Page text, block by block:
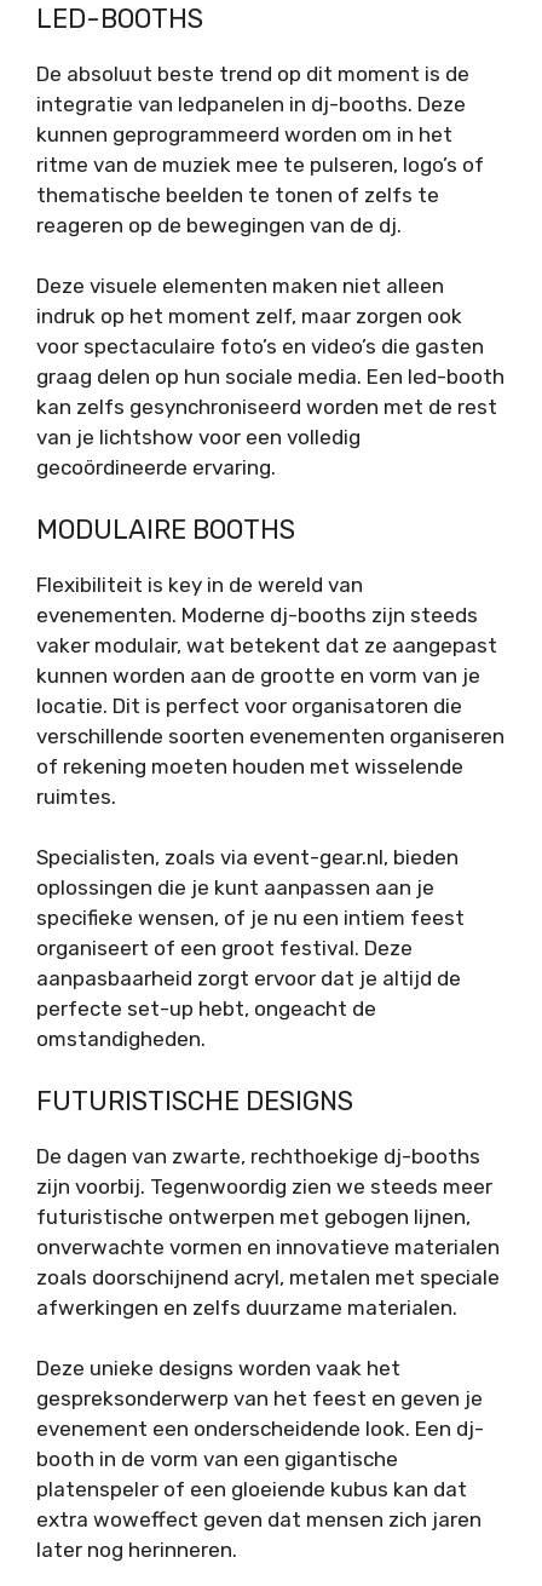
LED-BOOTHS
De absoluut beste trend op dit moment is de
integratie van ledpanelen in dj-booths. Deze
kunnen geprogrammeerd worden om in het
ritme van de muziek mee te pulseren, logo’s of
thematische beelden te tonen of zelfs te
reageren op de bewegingen van de dj.
Deze visuele elementen maken niet alleen
indruk op het moment zelf, maar zorgen ook
voor spectaculaire foto’s en video’s die gasten
graag delen op hun sociale media. Een led-booth
kan zelfs gesynchroniseerd worden met de rest
van je lichtshow voor een volledig
gecoördineerde ervaring.
MODULAIRE BOOTHS
Flexibiliteit is key in de wereld van
evenementen. Moderne dj-booths zijn steeds
vaker modulair, wat betekent dat ze aangepast
kunnen worden aan de grootte en vorm van je
locatie. Dit is perfect voor organisatoren die
verschillende soorten evenementen organiseren
of rekening moeten houden met wisselende
ruimtes.
Specialisten, zoals via event-gear.nl, bieden
oplossingen die je kunt aanpassen aan je
specifieke wensen, of je nu een intiem feest
organiseert of een groot festival. Deze
aanpasbaarheid zorgt ervoor dat je altijd de
perfecte set-up hebt, ongeacht de
omstandigheden.
FUTURISTISCHE DESIGNS
De dagen van zwarte, rechthoekige dj-booths
zijn voorbij. Tegenwoordig zien we steeds meer
futuristische ontwerpen met gebogen lijnen,
onverwachte vormen en innovatieve materialen
zoals doorschijnend acryl, metalen met speciale
afwerkingen en zelfs duurzame materialen.
Deze unieke designs worden vaak het
gespreksonderwerp van het feest en geven je
evenement een onderscheidende look. Een dj-
booth in de vorm van een gigantische
platenspeler of een gloeiende kubus kan dat
extra woweffect geven dat mensen zich jaren
later nog herinneren.